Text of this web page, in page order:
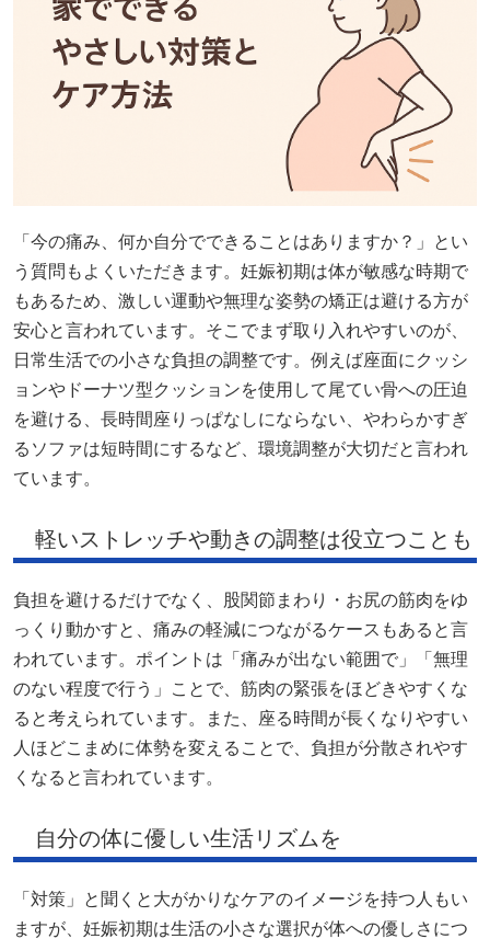
「今の痛み、何か自分でできることはありますか？」とい
う質問もよくいただきます。妊娠初期は体が敏感な時期で
もあるため、激しい運動や無理な姿勢の矯正は避ける方が
安心と言われています。そこでまず取り入れやすいのが、
日常生活での小さな負担の調整です。例えば座面にクッシ
ョンやドーナツ型クッションを使用して尾てい骨への圧迫
を避ける、長時間座りっぱなしにならない、やわらかすぎ
るソファは短時間にするなど、環境調整が大切だと言われ
ています。
軽いストレッチや動きの調整は役立つことも
負担を避けるだけでなく、股関節まわり・お尻の筋肉をゆ
っくり動かすと、痛みの軽減につながるケースもあると言
われています。ポイントは「痛みが出ない範囲で」「無理
のない程度で行う」ことで、筋肉の緊張をほどきやすくな
ると考えられています。また、座る時間が長くなりやすい
人ほどこまめに体勢を変えることで、負担が分散されやす
くなると言われています。
自分の体に優しい生活リズムを
「対策」と聞くと大がかりなケアのイメージを持つ人もい
ますが、妊娠初期は生活の小さな選択が体への優しさにつ